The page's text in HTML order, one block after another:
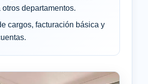
departamentos.
cargos, facturación básica y